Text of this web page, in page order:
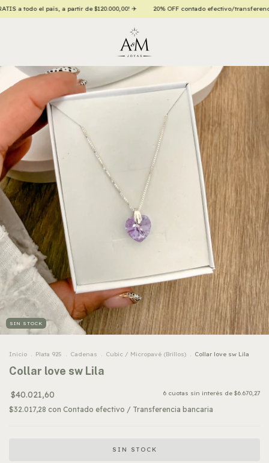
a todo el país, a partir de $120.000,00! ✈️ 20% OFF contado efectivo/transferencia
SIN STOCK
Inicio . Plata 925 . Cadenas . Cubic / Micropavé (Brillos) . Collar love sw Lila
Collar love sw Lila
$40.021,60 6 cuotas sin interés de $6.670,27
$32.017,28 con Contado efectivo / Transferencia bancaria